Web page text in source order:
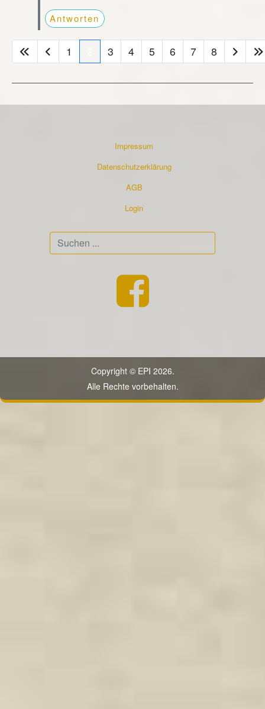
Antworten
1 3 4 5 6 7 8
Impressum
Datenschutzerklärung
AGB
Login
Copyright © EPI 2026.
Alle Rechte vorbehalten.